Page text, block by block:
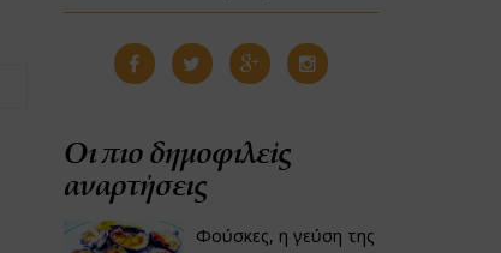
Οι πιο δημοφιλείς
αναρτήσεις
Φούσκες, η γεύση της